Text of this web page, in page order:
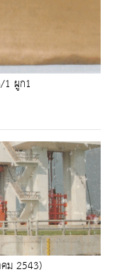
1 ผูก1
ม 2543)